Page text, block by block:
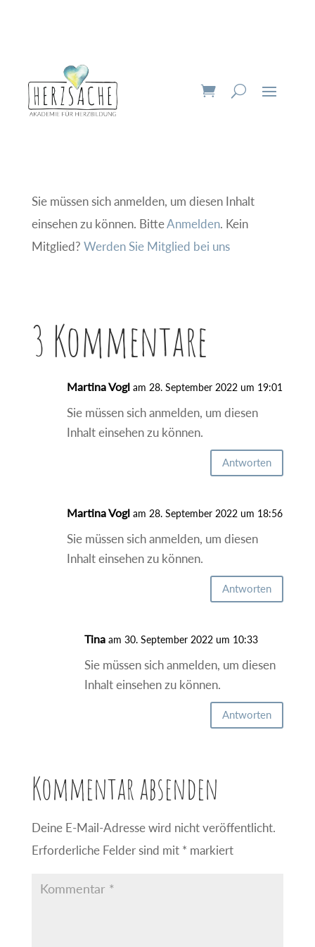
Sie müssen sich anmelden, um diesen Inhalt
einsehen zu können. BitteAnmelden. Kein
Mitglied? Werden Sie Mitglied bei uns
3 Kommentare
Martina Vogl am 28. September 2022 um 19:01
Sie müssen sich anmelden, um diesen
Inhalt einsehen zu können.
Antworten
Martina Vogl am 28. September 2022 um 18:56
Sie müssen sich anmelden, um diesen
Inhalt einsehen zu können.
Antworten
Tina am 30. September 2022 um 10:33
Sie müssen sich anmelden, um diesen
Inhalt einsehen zu können.
Antworten
Kommentar absenden
Deine E-Mail-Adresse wird nicht veröffentlicht.
Erforderliche Felder sind mit * markiert